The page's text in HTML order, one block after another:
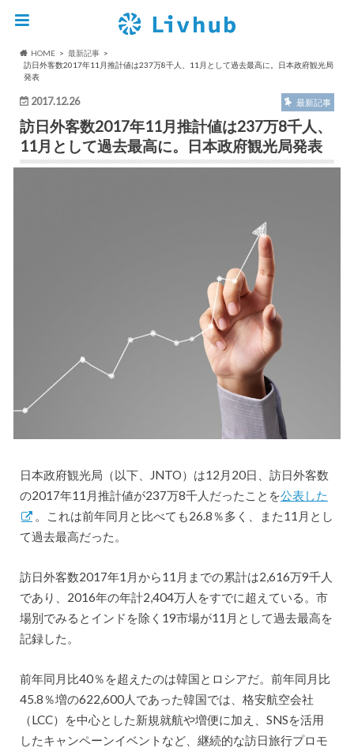
HOME
最新記事
訪日外客数2017年11月推計値は237万8千人、11月として過去最高に。日本政府観光局
発表
2017.12.26 最新記事
訪日外客数2017年11月推計値は237万8千人、
11月として過去最高に。日本政府観光局発表
日本政府観光局（以下、JNTO）は12月20日、訪日外客数
の2017年11月推計値が237万8千人だったことを公表した
。これは前年同月と比べても26.8％多く、また11月とし
て過去最高だった。
訪日外客数2017年1月から11月までの累計は2,616万9千人
であり、2016年の年計2,404万人をすでに超えている。市
場別でみるとインドを除く19市場が11月として過去最高を
記録した。
前年同月比40％を超えたのは韓国とロシアだ。前年同月比
45.8％増の622,600人であった韓国では、格安航空会社
（LCC）を中心とした新規就航や増便に加え、SNSを活用
したキャンペーンイベントなど、継続的な訪日旅行プロモ